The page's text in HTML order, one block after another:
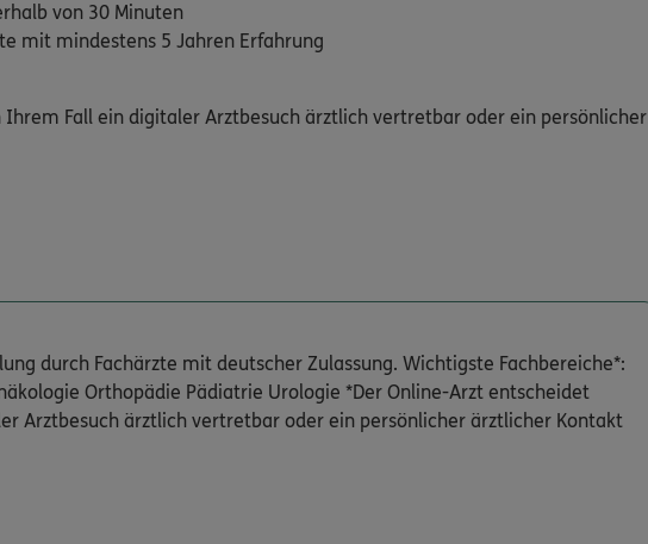
von 30 Minuten
mit mindestens 5 Jahren Erfahrung
Fall ein digitaler Arztbesuch ärztlich vertretbar oder ein persönlicher
durch Fachärzte mit deutscher Zulassung. Wichtigste Fachbereiche*:
Orthopädie Pädiatrie Urologie *Der Online-Arzt entscheidet
Arztbesuch ärztlich vertretbar oder ein persönlicher ärztlicher Kontakt